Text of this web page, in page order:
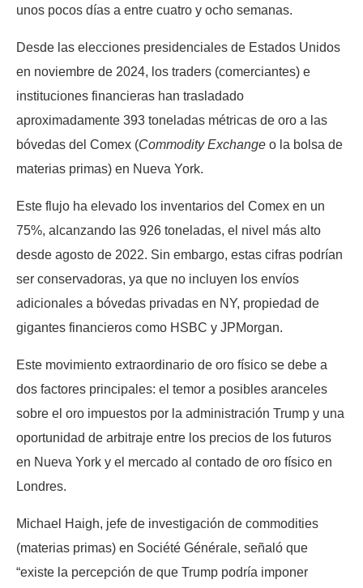
unos pocos días a entre cuatro y ocho semanas.
Desde las elecciones presidenciales de Estados Unidos
en noviembre de 2024, los traders (comerciantes) e
instituciones financieras han trasladado
aproximadamente 393 toneladas métricas de oro a las
bóvedas del Comex (Commodity Exchange o la bolsa de
materias primas) en Nueva York.
Este flujo ha elevado los inventarios del Comex en un
75%, alcanzando las 926 toneladas, el nivel más alto
desde agosto de 2022. Sin embargo, estas cifras podrían
ser conservadoras, ya que no incluyen los envíos
adicionales a bóvedas privadas en NY, propiedad de
gigantes financieros como HSBC y JPMorgan.
Este movimiento extraordinario de oro físico se debe a
dos factores principales: el temor a posibles aranceles
sobre el oro impuestos por la administración Trump y una
oportunidad de arbitraje entre los precios de los futuros
en Nueva York y el mercado al contado de oro físico en
Londres.
Michael Haigh, jefe de investigación de commodities
(materias primas) en Société Générale, señaló que
“existe la percepción de que Trump podría imponer